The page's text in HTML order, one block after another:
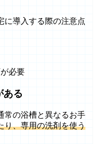
に導入する際の注意点
必要
ある
常の浴槽と異なるお手
り、専用の洗剤を使う